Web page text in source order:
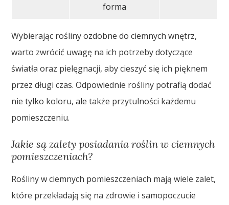
forma
Wybierając rośliny ozdobne do ciemnych wnętrz,
warto zwrócić uwagę na ich potrzeby dotyczące
światła oraz pielęgnacji, aby cieszyć się ich pięknem
przez długi czas. Odpowiednie rośliny potrafią dodać
nie tylko koloru, ale także przytulności każdemu
pomieszczeniu.
Jakie są zalety posiadania roślin w ciemnych
pomieszczeniach?
Rośliny w ciemnych pomieszczeniach mają wiele zalet,
które przekładają się na zdrowie i samopoczucie